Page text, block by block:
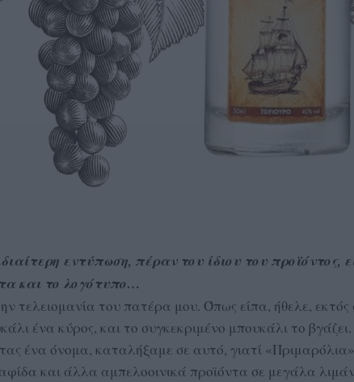
εντύπωση, πέραν του ίδιου του προϊόντος,
και το λογότυπο…
τελειομανία του πατέρα μου. Όπως είπα, ήθελε,
ένα κύρος, και το συγκεκριμένο μπουκάλι το
ένα όνομα, καταλήξαμε σε αυτό, γιατί
και άλλα αμπελοοινικά προϊόντα σε μεγάλα